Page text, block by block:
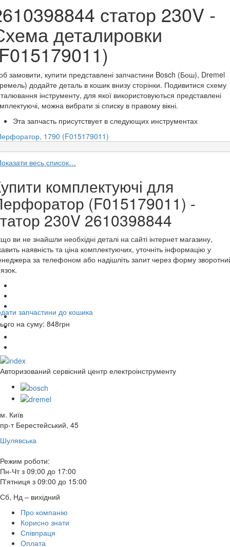
статор 230V -
деталировки
замовити, купити представлені запчастини Bosch (Бош), Dremel
додайте деталь в кошик внизу сторінки. Подивитися схему
інструменту, для якої використовуються представлені
можна вибрати зі списку в правому вікні.
Эта запчасть присутствует в следующих инструментах
1790 (F015179011)
весь список…
комплектуючі для
(F015179011) -
230V 2610398844
ви не знайшли необхідні деталі на сайті інтернет магазину,
наявність та ціна комплектуючих, уточніть інформацію у
за телефоном або надішліть запит через форму
запчастини до кошика
на суму: 848грн
Авторизований сервісний центр електроінструменту
м. Київ
пр-т Берестейський, 45
Шулявська
Режим роботи:
Пн-Чт з 09:00 до 17:00
П'ятниця з 09:00 до 15:00
Сб, Нд – вихідний
Про компанію
Корисно знати
Співпраця
Оплата